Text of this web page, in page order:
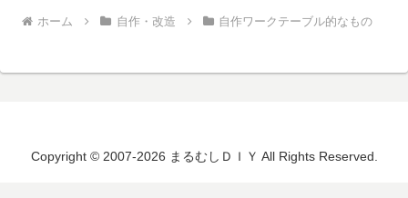
ホーム 自作・改造 自作ワークテーブル的なもの
Copyright © 2007-2026 まるむしＤＩＹ All Rights Reserved.